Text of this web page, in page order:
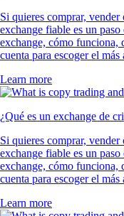
Si quieres comprar,
exchange fiable es un
exchange, cómo funciona,
cuenta para escoger el
Learn more
¿Qué es un exchange de
Si quieres comprar,
exchange fiable es un
exchange, cómo funciona,
cuenta para escoger el
Learn more